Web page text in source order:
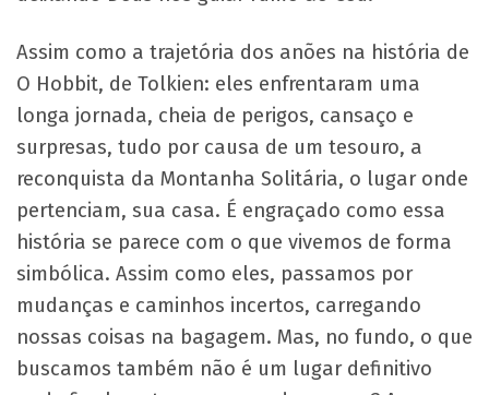
Assim como a trajetória dos anões na história de
O Hobbit, de Tolkien: eles enfrentaram uma
longa jornada, cheia de perigos, cansaço e
surpresas, tudo por causa de um tesouro, a
reconquista da Montanha Solitária, o lugar onde
pertenciam, sua casa. É engraçado como essa
história se parece com o que vivemos de forma
simbólica. Assim como eles, passamos por
mudanças e caminhos incertos, carregando
nossas coisas na bagagem. Mas, no fundo, o que
buscamos também não é um lugar definitivo